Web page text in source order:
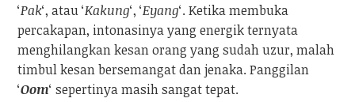
‘Pak‘, atau ‘Kakung‘, ‘Eyang‘. Ketika membuka
percakapan, intonasinya yang energik ternyata
menghilangkan kesan orang yang sudah uzur, malah
timbul kesan bersemangat dan jenaka. Panggilan
‘Oom‘ sepertinya masih sangat tepat.